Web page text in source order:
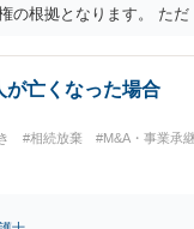
の根拠となります。 た
が亡くなった場合
#相続放棄 #M&A・事業承継